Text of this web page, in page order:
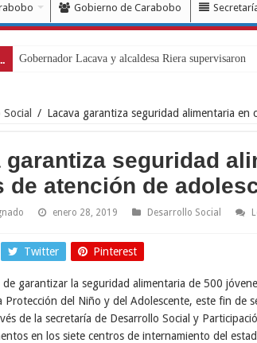
Gobierno de Carabobo
Gobernador Lacava y alcaldesa Riera supervisaron
Social / Lacava garantiza seguridad alimentaria en
garantiza seguridad
de atención de
enero 28, 2019 Desarrollo Social
Twitter Pinterest
garantizar la seguridad alimentaria de 500
Protección del Niño y del Adolescente, este fin de
de la secretaría de Desarrollo Social y
en los siete centros de internamiento del